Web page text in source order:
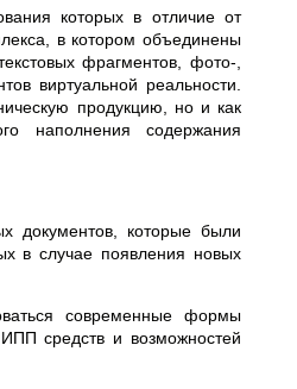
которых в отличие от
в котором объединены
фрагментов, фото-,
виртуальной реальности.
продукцию, но и как
наполнения содержания
документов, которые были
в случае появления новых
современные формы
средств и возможностей